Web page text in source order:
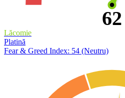
62
Lăcomie
Platină
Fear & Greed Index: 54 (Neutru)